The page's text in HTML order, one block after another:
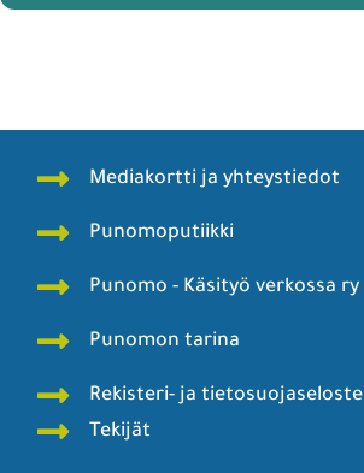
Mediakortti ja yhteystiedot
Punomoputiikki
Punomo - Käsityö verkossa ry
Punomon tarina
Rekisteri- ja tietosuojaseloste
Tekijät